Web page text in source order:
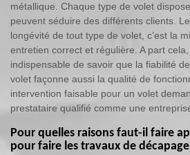
métallique. Chaque type de volet
peuvent séduire des différents clients.
longévité de tout type de volet, c’est la
entretien correct et régulière. A part
indispensable de savoir que la fiabilité
volet façonne aussi la qualité de
intervention faisable pour un volet
prestataire qualifié comme une
Pour quelles raisons faut-il faire
pour faire les travaux de